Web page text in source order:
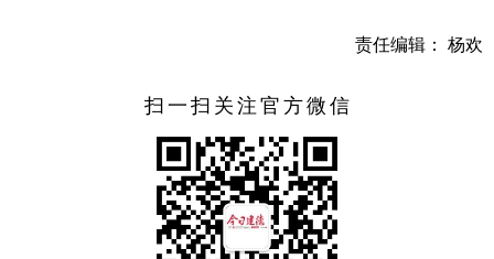
动项目。只见湖面微波荡漾，浆影往来交织，将运动风、活
活动的背后也是建德活动组织单位满满的用心用情。活动负
责人说，正所谓“始于颜值，陷于才华，忠于人品”，招募爱
情的同时也希望招募人才，通过这次单身青年交友活动希望
更多青年人才可以一眼“相中”风光旖旎、山环水绕的钦堂。
责任编辑： 杨欢
扫一扫关注官方微信